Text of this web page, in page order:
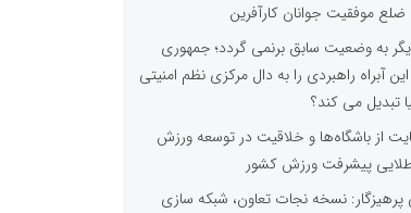
ضلع موفقیت جوانان کارآفرین
به وضعیت سابق برنمی گردد؛ جمهوری
آبراه راهبردی را به دال مرکزی نظم امنیتی
تبدیل می کند؟
از باشگاه‌ها و خلاقیت در توسعه ورزش
طلایی پیشرفت ورزش کشور
نسخه نجات تعاون، شبکه سازی